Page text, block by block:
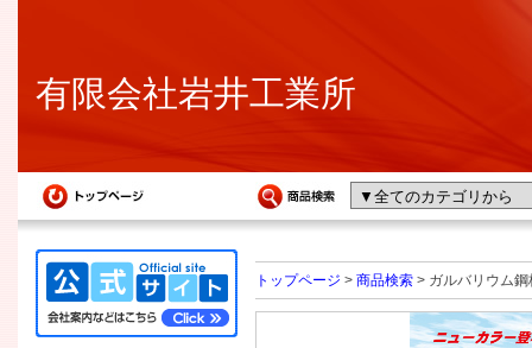
有限会社岩井工業所
トップページ > 商品検索 > ガルバリウム